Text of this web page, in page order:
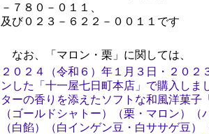
－７８０－０１１、
及び０２３－６２２－００１１です
なお、「マロン・栗」に関しては、
２０２４（令和６）年１月３日・２０
ンした「十一屋七日町本店」で購入し
ターの香りを添えたソフトな和風洋菓子
（ゴールドシャトー）（栗・マロン）（
（白餡）（白インゲン豆・白ササゲ豆）